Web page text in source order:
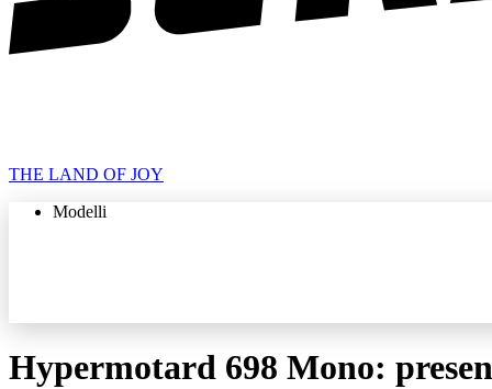
THE LAND OF JOY
Modelli
Hypermotard 698 Mono: